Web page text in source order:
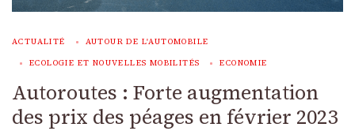
ACTUALITÉ AUTOUR DE L'AUTOMOBILE
ECOLOGIE ET NOUVELLES MOBILITÉS ECONOMIE
Autoroutes : Forte augmentation
des prix des péages en février 2023